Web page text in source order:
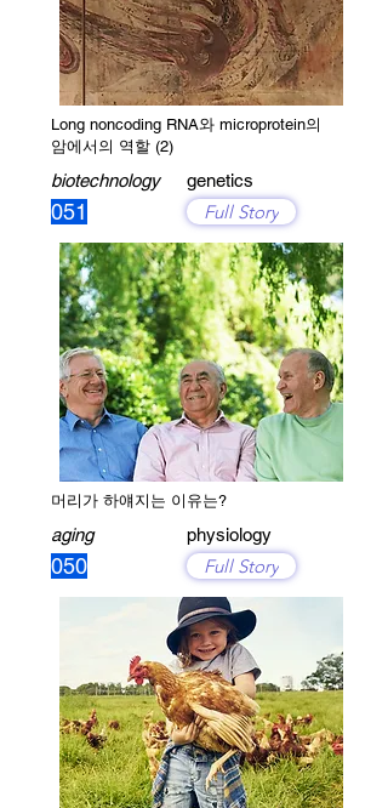
Long noncoding RNA와 microprotein의
암에서의 역할 (2)
biotechnology
051
genetics
Full Story
머리가 하얘지는 이유는?
aging
050
physiology
Full Story